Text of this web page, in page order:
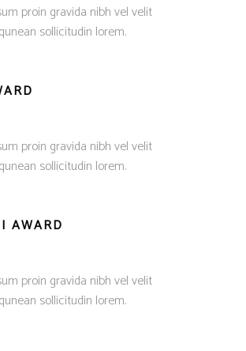
proin gravida nibh vel velit
sollicitudin lorem.
proin gravida nibh vel velit
sollicitudin lorem.
AWARD
proin gravida nibh vel velit
sollicitudin lorem.